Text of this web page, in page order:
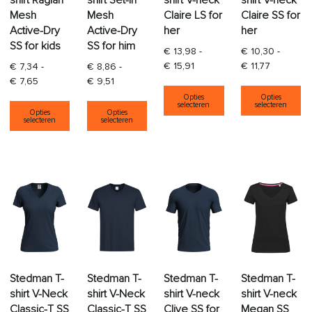
Mesh
Active-Dry
SS for kids
€ 7,34 -
€ 7,65 Prijsklasse: € 7,34 tot € 7,65
Opties
selecteren
Dit product heeft meerdere variaties. Deze optie
Mesh
Active-Dry
SS for him
€ 8,86 -
€ 9,51Prijsklasse: € 8,86 tot € 9,51
Opties
selecteren
Dit product heeft meerdere
Claire LS for
her
€ 13,98 -
€ 15,91 Prijsklasse: € 13,98 tot €
Opties
selecteren
Dit product heeft
Claire SS for
her
€ 10,30 -
€ 11,77
Opties
selecteren
Stedman T-
shirt V-Neck
Classic-T SS
Stedman T-
shirt V-Neck
Classic-T SS
Stedman T-
shirt V-neck
Clive SS for
Stedman T-
shirt V-neck
Megan SS